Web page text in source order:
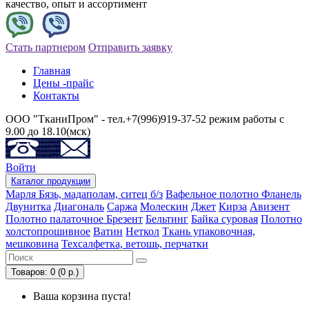
качество, опыт и ассортимент
Стать партнером Отправить заявку
Главная
Цены -прайс
Контакты
ООО "ТканиПром" - тел.+7(996)919-37-52 режим работы с
9.00 до 18.10(мск)
Войти
Каталог продукции
Марля Бязь, мадаполам, ситец б/з Вафельное полотно Фланель
Двунитка Диагональ Саржа Молескин Джет Кирза Авизент
Полотно палаточное Брезент Бельтинг Байка суровая Полотно
холстопрошивное Ватин Неткол Ткань упаковочная,
мешковина Техсалфетка, ветошь, перчатки
Товаров: 0 (0 р.)
Ваша корзина пуста!